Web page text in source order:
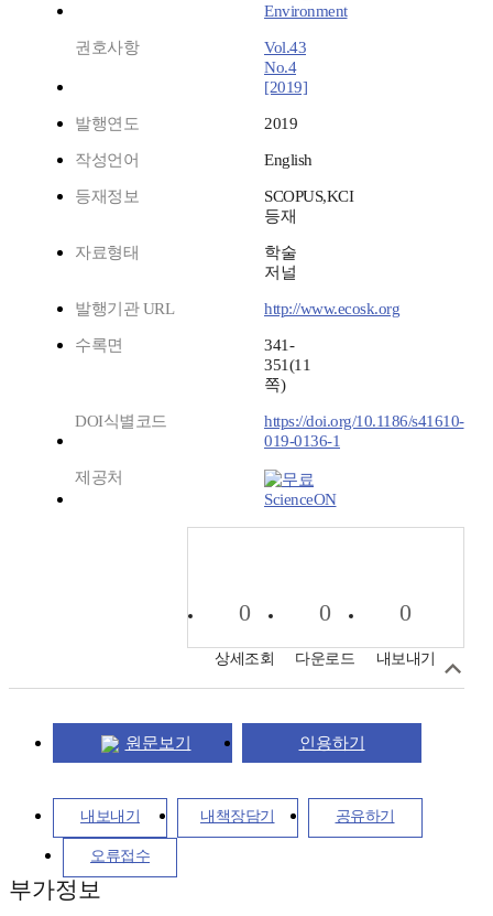
Environment
권호사항
Vol.43
No.4
[2019]
발행연도 2019
작성언어 English
등재정보
SCOPUS,KCI
등재
자료형태
학술
저널
발행기관 URL http://www.ecosk.org
수록면
341-
351(11
쪽)
DOI식별코드
https://doi.org/10.1186/s41610-
019-0136-1
제공처
ScienceON
0
상세조회
0
다운로드
0
내보내기
원문보기 인용하기
내보내기 내책장담기 공유하기
오류접수
부가정보